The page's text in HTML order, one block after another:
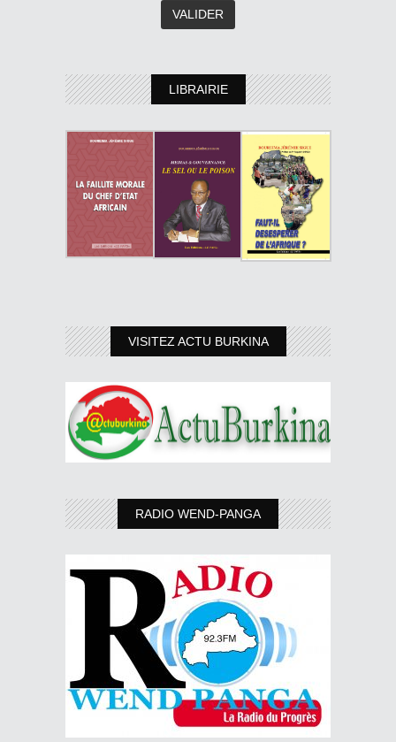
LIBRAIRIE
VISITEZ ACTU BURKINA
RADIO WEND-PANGA